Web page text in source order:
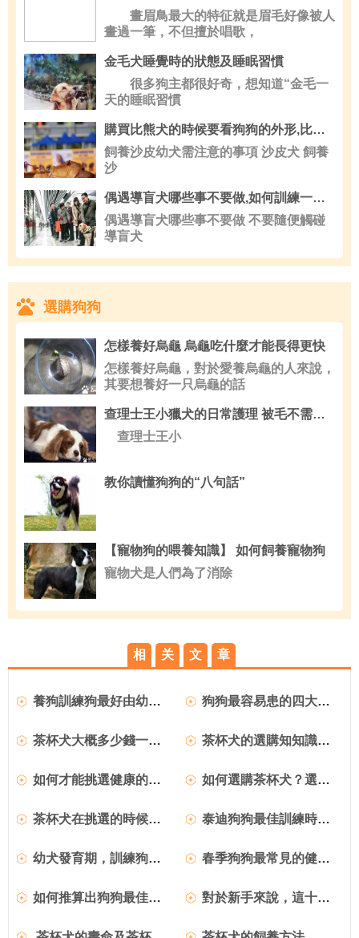
畫眉鳥最大的特征就是眉毛好像被人
畫過一筆，不但擅於唱歌，
金毛犬睡覺時的狀態及睡眠習慣
很多狗主都很好奇，想知道“金毛一
天的睡眠習慣
購買比熊犬的時候要看狗狗的外形,比熊犬
飼養沙皮幼犬需注意的事項 沙皮犬 飼養
沙
偶遇導盲犬哪些事不要做,如何訓練一只優秀的導盲犬呢
偶遇導盲犬哪些事不要做 不要隨便觸碰
導盲犬
選購狗狗
怎樣養好烏龜 烏龜吃什麼才能長得更快
怎樣養好烏龜，對於愛養烏龜的人來說，
其要想養好一只烏龜的話
查理士王小獵犬的日常護理 被毛不需要修剪
查理士王小
教你讀懂狗狗的“八句話”
【寵物狗的喂養知識】 如何飼養寵物狗
寵物犬是人們為了消除
相 关 文 章
養狗訓練狗最好由幼犬開始 狗狗最容易患的四大胃病全解析
茶杯犬大概多少錢一只好養嗎？ 茶杯犬的選購知知識之茶杯犬吉娃娃外形特征
如何才能挑選健康的茶杯犬呢？ 如何選購茶杯犬？選購標准是什麼？
茶杯犬在挑選的時候我們必須要做足哪些功課？ 泰迪狗狗最佳訓練時間及訓練方法
幼犬發育期，訓練狗狗最佳時期 春季狗狗最常見的健康問題
如何推算出狗狗最佳配種時間？ 對於新手來說，這十種狗狗最好養！